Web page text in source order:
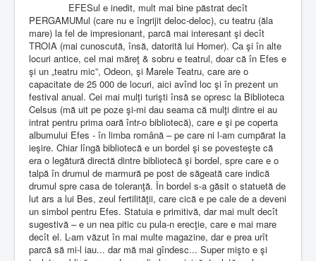
EFESul e inedit, mult mai bine păstrat decît
PERGAMUMul (care nu e îngrijit deloc-deloc), cu teatru (ăla
mare) la fel de impresionant, parcă mai interesant şi decît
TROIA (mai cunoscută, însă, datorită lui Homer). Ca şi în alte
locuri antice, cel mai măreţ & sobru e teatrul, doar că în Efes e
şi un „teatru mic”, Odeon, şi Marele Teatru, care are o
capacitate de 25 000 de locuri, aici avînd loc şi în prezent un
festival anual. Cei mai mulţi turişti însă se opresc la Biblioteca
Celsus (mă uit pe poze şi-mi dau seama că mulţi dintre ei au
intrat pentru prima oară într-o bibliotecă), care e şi pe coperta
albumului Efes - în limba română – pe care ni l-am cumpărat la
ieşire. Chiar lîngă bibliotecă e un bordel şi se povesteşte că
era o legătură directă dintre bibliotecă şi bordel, spre care e o
talpă în drumul de marmură pe post de săgeată care indică
drumul spre casa de toleranţă. În bordel s-a găsit o statuetă de
lut ars a lui Bes, zeul fertilităţii, care cică e pe cale de a deveni
un simbol pentru Efes. Statuia e primitivă, dar mai mult decît
sugestivă – e un nea pitic cu pula-n erecţie, care e mai mare
decît el. L-am văzut în mai multe magazine, dar e prea urît
parcă să mi-l iau... dar mă mai gîndesc... Super mişto e şi